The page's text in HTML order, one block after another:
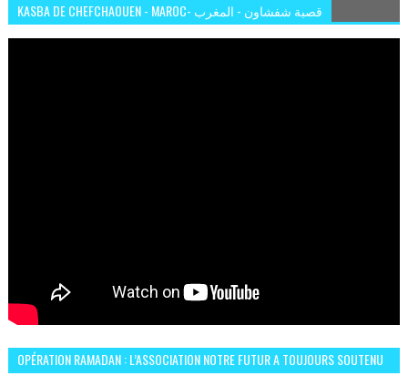
KASBA DE CHEFCHAOUEN - MAROC- قصبة شفشاون - المغرب
OPÉRATION RAMADAN : L’ASSOCIATION NOTRE FUTUR A TOUJOURS SOUTENU